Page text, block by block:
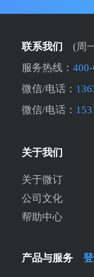
联系我们
(周
服务热线：
微信/电话：
微信/电话：
关于我们
关于微订
公司文化
帮助中心
产品与服务